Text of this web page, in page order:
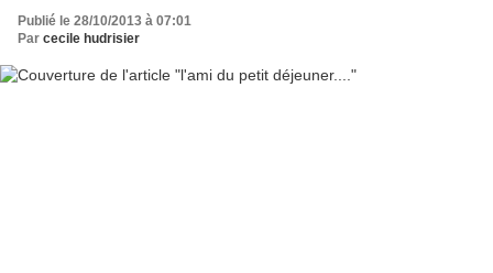
Publié le 28/10/2013 à 07:01
Par cecile hudrisier